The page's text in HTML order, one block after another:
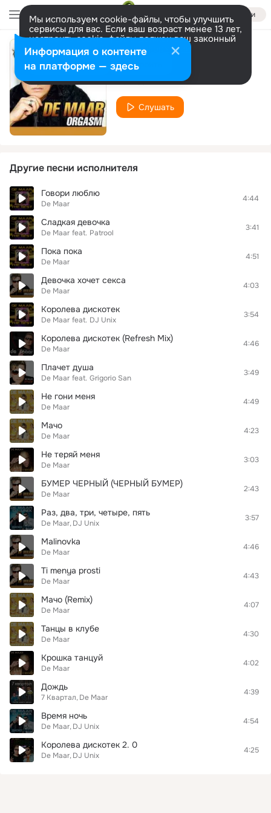
Войти
Мы используем cookie-файлы, чтобы улучшить
сервисы для вас. Если ваш возраст менее 13 лет,
настроить cookie-файлы должен ваш законный
представитель. Больше информации
Разрешить все Настроить
Подарю тебе
De Maar
Слушать
Другие песни исполнителя
Говори люблю
De Maar
4:44
Сладкая девочка
De Maar feat. Patrool
3:41
Пока пока
De Maar
4:51
Девочка хочет секса
De Maar
4:03
Королева дискотек
De Maar feat. DJ Unix
3:54
Королева дискотек (Refresh Mix)
De Maar
4:46
Плачет душа
De Maar feat. Grigorio San
3:49
Не гони меня
De Maar
4:49
Мачо
De Maar
4:23
Не теряй меня
De Maar
3:03
БУМЕР ЧЕРНЫЙ (ЧЕРНЫЙ БУМЕР)
De Maar
2:43
Раз, два, три, четыре, пять
De Maar DJ Unix
3:57
Malinovka
De Maar
4:46
Ti menya prosti
De Maar
4:43
Мачо (Remix)
De Maar
4:07
Танцы в клубе
De Maar
4:30
Крошка танцуй
De Maar
4:02
Дождь
7 Квартал De Maar
4:39
Время ночь
De Maar DJ Unix
4:54
Королева дискотек 2. 0
De Maar DJ Unix
4:25
Информация о контенте
на платформе — здесь